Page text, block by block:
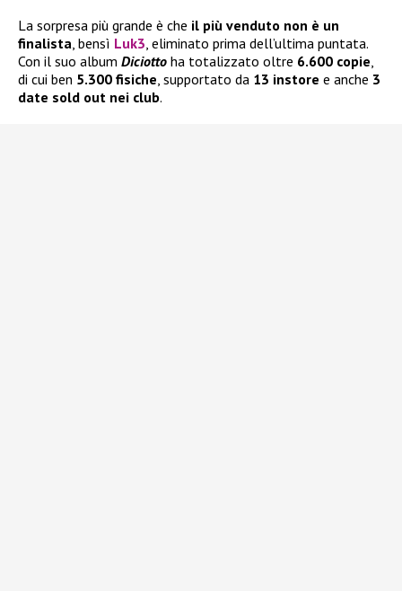
La sorpresa più grande è che il più venduto non è un
finalista, bensì Luk3, eliminato prima dell’ultima puntata.
Con il suo album Diciotto ha totalizzato oltre 6.600 copie,
di cui ben 5.300 fisiche, supportato da 13 instore e anche 3
date sold out nei club.